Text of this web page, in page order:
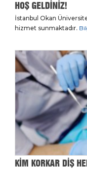
HOŞ GELDİNİZ!
İstanbul Okan
hizmet sunmaktadır.
KİM KORKAR DİŞ